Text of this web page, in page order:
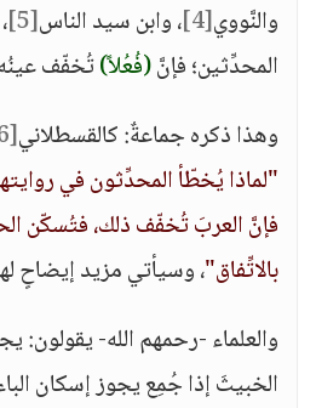
والنَّووي[4] ، وابن سيد الناس[5]
المحدِّثين؛ فإنَّ(فُعُلاً)تُخفّف عينُه
وهذا ذكره جماعةٌ: كالقسطلاني[6]
"لماذا يُخطّأ المحدِّثون في
فإنَّ العربَ تُخفّف ذلك، فتُسكّن
بالاتِّفاق"، وسيأتي مزيد إيضاحٍ
والعلماء -رحمهم الله- يقولون:
الخبيثَ إذا جُمِع يجوز إسكان